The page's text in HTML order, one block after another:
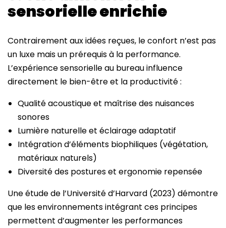
sensorielle enrichie
Contrairement aux idées reçues, le confort n’est pas
un luxe mais un prérequis à la performance.
L’expérience sensorielle au bureau influence
directement le bien-être et la productivité :
Qualité acoustique et maîtrise des nuisances
sonores
Lumière naturelle et éclairage adaptatif
Intégration d’éléments biophiliques (végétation,
matériaux naturels)
Diversité des postures et ergonomie repensée
Une étude de l’Université d’Harvard (2023) démontre
que les environnements intégrant ces principes
permettent d’augmenter les performances